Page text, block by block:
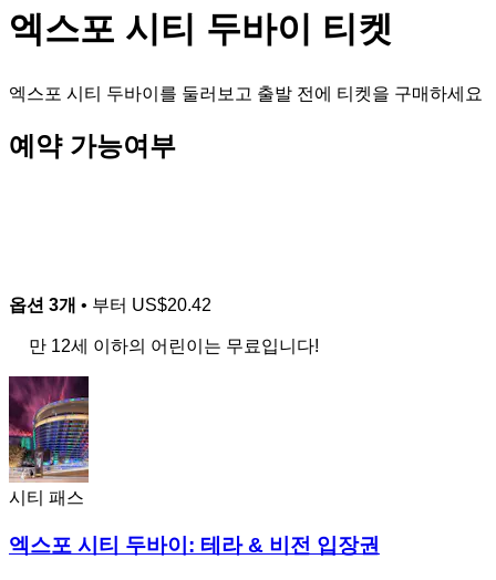
엑스포 시티 두바이 티켓
엑스포 시티 두바이를 둘러보고 출발 전에 티켓을 구매하세요
예약 가능여부
옵션 3개 • 부터 US$20.42
만 12세 이하의 어린이는 무료입니다!
시티 패스
엑스포 시티 두바이: 테라 & 비전 입장권